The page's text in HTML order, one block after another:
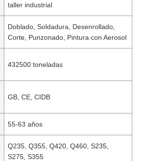
taller industrial
Doblado, Soldadura, Desenrollado,
Corte, Punzonado, Pintura con Aerosol
432500 toneladas
GB, CE, CIDB
55-63 años
Q235, Q355, Q420, Q460, S235,
S275, S355